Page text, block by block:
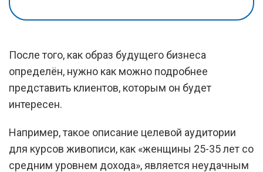
После того, как образ будущего бизнеса
определён, нужно как можно подробнее
представить клиентов, которым он будет
интересен.
Например, такое описание целевой аудитории
для курсов живописи, как «женщины 25-35 лет со
средним уровнем дохода», является неудачным